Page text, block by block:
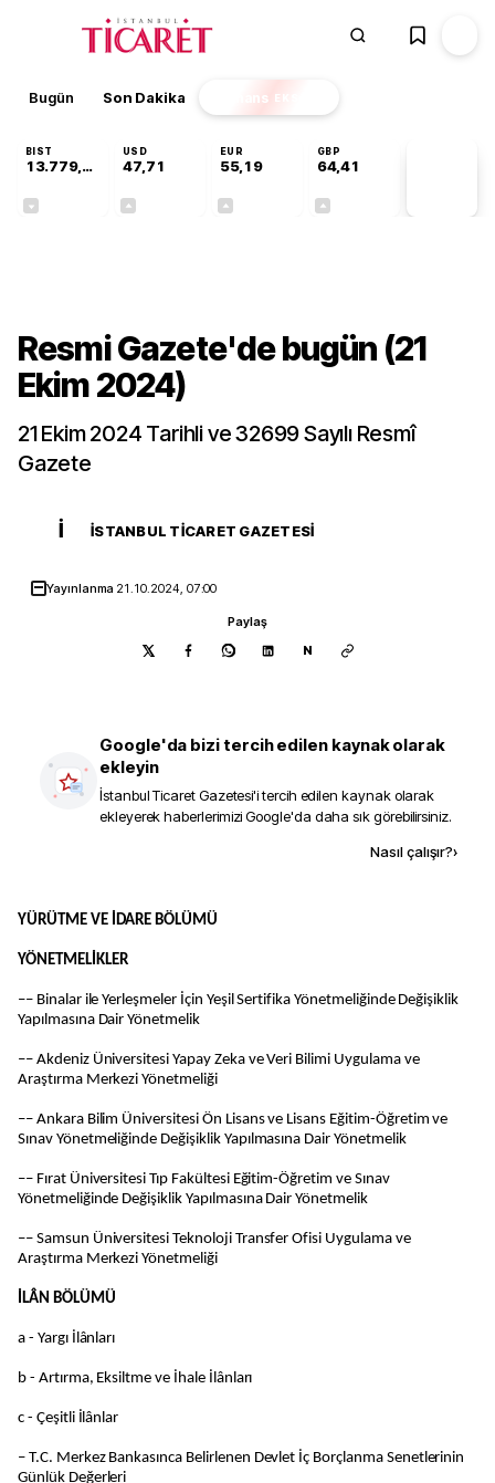
Bugün Son Dakika Finans EKSTRA
BIST
13.779,39
USD
47,71
EUR
55,19
GBP
64,41
Resmi Gazete'de bugün (21
Ekim 2024)
21 Ekim 2024 Tarihli ve 32699 Sayılı Resmî
Gazete
İ İSTANBUL TICARET GAZETESI
Yayınlanma 21.10.2024, 07:00
Paylaş
N
Google'da bizi tercih edilen kaynak olarak
ekleyin
İstanbul Ticaret Gazetesi'i tercih edilen kaynak olarak
ekleyerek haberlerimizi Google'da daha sık görebilirsiniz.
Nasıl çalışır?›
YÜRÜTME VE İDARE BÖLÜMÜ
YÖNETMELİKLER
–– Binalar ile Yerleşmeler İçin Yeşil Sertifika Yönetmeliğinde Değişiklik
Yapılmasına Dair Yönetmelik
–– Akdeniz Üniversitesi Yapay Zeka ve Veri Bilimi Uygulama ve
Araştırma Merkezi Yönetmeliği
–– Ankara Bilim Üniversitesi Ön Lisans ve Lisans Eğitim-Öğretim ve
Sınav Yönetmeliğinde Değişiklik Yapılmasına Dair Yönetmelik
–– Fırat Üniversitesi Tıp Fakültesi Eğitim-Öğretim ve Sınav
Yönetmeliğinde Değişiklik Yapılmasına Dair Yönetmelik
–– Samsun Üniversitesi Teknoloji Transfer Ofisi Uygulama ve
Araştırma Merkezi Yönetmeliği
İLÂN BÖLÜMÜ
a - Yargı İlânları
b - Artırma, Eksiltme ve İhale İlânları
c - Çeşitli İlânlar
– T.C. Merkez Bankasınca Belirlenen Devlet İç Borçlanma Senetlerinin
Günlük Değerleri